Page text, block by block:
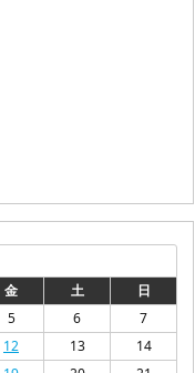
金 土
日
5 6
7
12 13
14